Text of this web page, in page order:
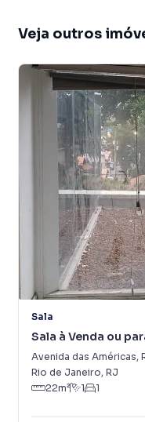
Veja outros
Sala
Sala à Venda ou
Bandeirantes
Avenida das Américas,
Rio de Janeiro, RJ
22m² 1 1